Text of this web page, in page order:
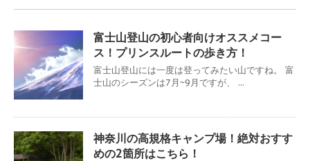
富士山登山の初心者向けオススメコー
ス！プリンスルートの歩き方！
富士山登山には一度は登ってみたい山ですね。 富
士山のシーズンは7月~9月ですが、 ...
神奈川の高規格キャンプ場！絶対おすす
めの2箇所はこちら！